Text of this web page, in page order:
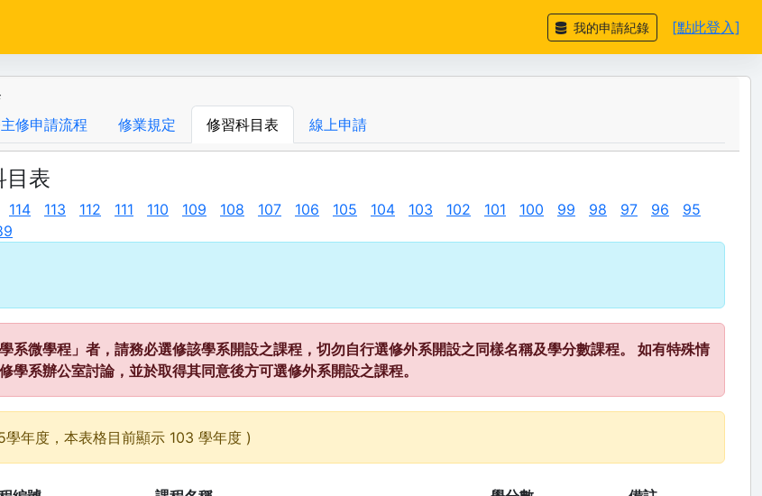
我的申請紀錄 [點此登入]
修申請流程 修業規定 修習科目表 線上申請
目表
114 113 112 111 110 109 108 107 106 105 104 103 102 101 100 99 98 97 96
95
系微學程」者，請務必選修該學系開設之課程，切勿自行選修外系開設之同樣名稱及學分數課程。 如有特殊情
學系辦公室討論，並於取得其同意後方可選修外系開設之課程。
學年度，本表格目前顯示 103 學年度 )